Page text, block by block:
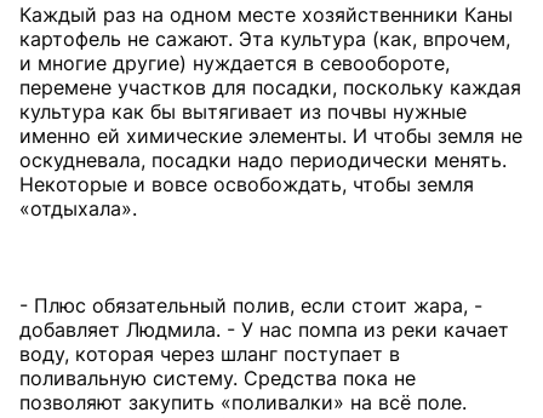
Каждый раз на одном месте хозяйственники Каны
картофель не сажают. Эта культура (как, впрочем,
и многие другие) нуждается в севообороте,
перемене участков для посадки, поскольку каждая
культура как бы вытягивает из почвы нужные
именно ей химические элементы. И чтобы земля не
оскудневала, посадки надо периодически менять.
Некоторые и вовсе освобождать, чтобы земля
«отдыхала».
- Плюс обязательный полив, если стоит жара, -
добавляет Людмила. - У нас помпа из реки качает
воду, которая через шланг поступает в
поливальную систему. Средства пока не
позволяют закупить «поливалки» на всё поле.